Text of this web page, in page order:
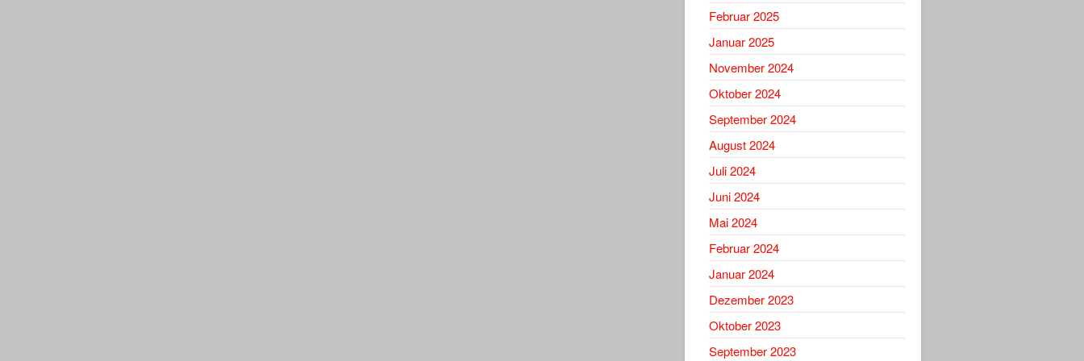
Februar 2025
Januar 2025
November 2024
Oktober 2024
September 2024
August 2024
Juli 2024
Juni 2024
Mai 2024
Februar 2024
Januar 2024
Dezember 2023
Oktober 2023
September 2023